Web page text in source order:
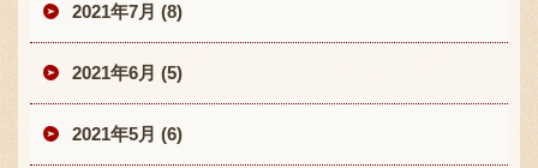
2021年7月 (8)
2021年6月 (5)
2021年5月 (6)